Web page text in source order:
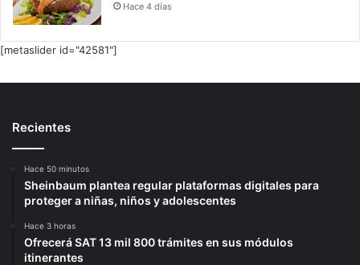
Hace 4 días
[metaslider id="42581"]
Recientes
Hace 50 minutos
Sheinbaum plantea regular plataformas digitales para
proteger a niñas, niños y adolescentes
Hace 3 horas
Ofrecerá SAT 13 mil 800 trámites en sus módulos
itinerantes